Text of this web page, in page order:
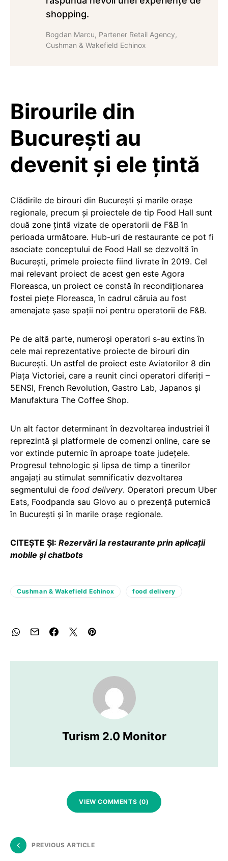
shopping.
Bogdan Marcu, Partener Retail Agency,
Cushman & Wakefield Echinox
Birourile din
Bucureşti au
devenit şi ele ţintă
Clădirile de birouri din Bucureşti și marile orașe
regionale, precum și proiectele de tip Food Hall sunt
două zone ţintă vizate de operatorii de F&B în
perioada următoare. Hub-uri de restaurante ce pot fi
asociate conceptului de Food Hall se dezvoltă în
București, primele proiecte fiind livrate în 2019. Cel
mai relevant proiect de acest gen este Agora
Floreasca, un proiect ce constă în recondiționarea
fostei piețe Floreasca, în cadrul căruia au fost
amenajate șase spaţii noi pentru operatorii de F&B.
Pe de altă parte, numeroși operatori s-au extins în
cele mai reprezentative proiecte de birouri din
București. Un astfel de proiect este Aviatorilor 8 din
Piaţa Victoriei, care a reunit cinci operatori diferiţi –
5ENSI, French Revolution, Gastro Lab, Japanos și
Manufaktura The Coffee Shop.
Un alt factor determinant în dezvoltarea industriei îl
reprezintă și platformele de comenzi online, care se
vor extinde puternic în aproape toate județele.
Progresul tehnologic și lipsa de timp a tinerilor
angajați au stimulat semnificativ dezvoltarea
segmentului de food delivery. Operatori precum Uber
Eats, Foodpanda sau Glovo au o prezență puternică
în București și în marile orașe regionale.
CITEȘTE ȘI: Rezervări la restaurante prin aplicații
mobile și chatbots
Cushman & Wakefield Echinox food delivery
Turism 2.0 Monitor
VIEW COMMENTS (0)
PREVIOUS ARTICLE